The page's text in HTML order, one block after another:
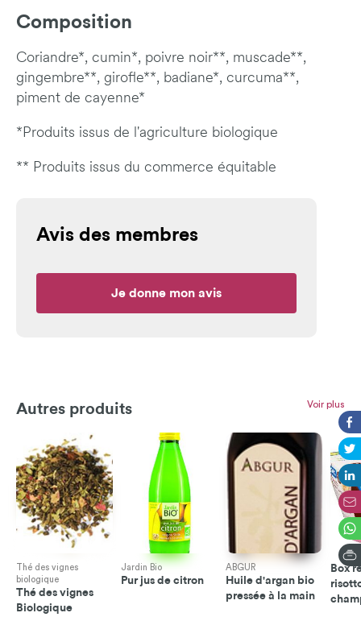
Composition
Coriandre*, cumin*, poivre noir**, muscade**,
gingembre**, girofle**, badiane*, curcuma**,
piment de cayenne*
*Produits issus de l'agriculture biologique
** Produits issus du commerce équitable
Avis des membres
Je donne mon avis
Autres produits Voir plus
Thé des vignes
biologique
Thé des vignes
Biologique
Jardin Bio
Pur jus de citron
ABGUR
Huile d'argan bio
pressée à la main
Box